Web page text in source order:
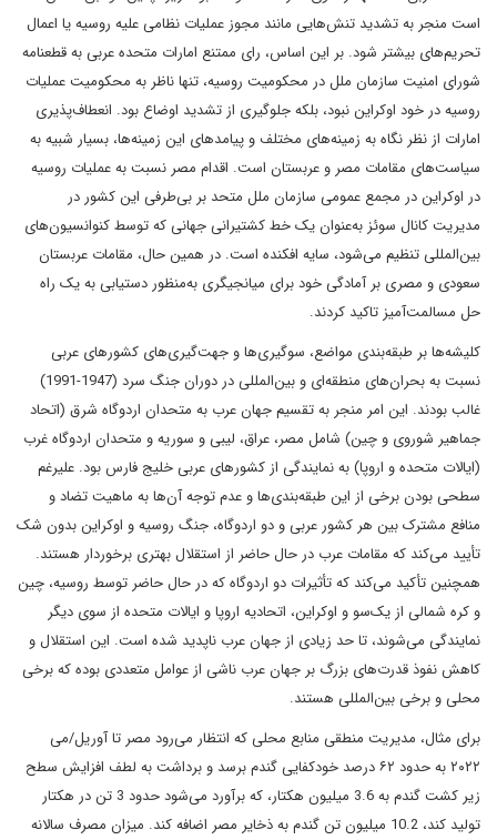
است منجر به تشدید تنش‌هایی مانند مجوز عملیات نظامی علیه روسیه یا اعمال
تحریم‌های بیشتر شود. بر این اساس، رای ممتنع امارات متحده عربی به قطعنامه
شورای امنیت سازمان ملل در محکومیت روسیه، تنها ناظر به محکومیت عملیات
روسیه در خود اوکراین نبود، بلکه جلوگیری از تشدید اوضاع بود. انعطاف‌پذیری
امارات از نظر نگاه به زمینه‌های مختلف و پیامدهای این زمینه‌ها، بسیار شبیه به
سیاست‌های مقامات مصر و عربستان است. اقدام مصر نسبت به عملیات روسیه
در اوکراین در مجمع عمومی سازمان ملل متحد بر بی‌طرفی این کشور در
مدیریت کانال سوئز به‌عنوان یک خط کشتیرانی جهانی که توسط کنوانسیون‌های
بین‌المللی تنظیم می‌شود، سایه افکنده است. در همین حال، مقامات عربستان
سعودی و مصری بر آمادگی خود برای میانجیگری به‌منظور دستیابی به یک راه
حل مسالمت‌آمیز تاکید کردند.
کلیشه‌ها بر طبقه‌بندی مواضع، سوگیری‌ها و جهت‌گیری‌های کشورهای عربی
نسبت به بحران‌های منطقه‌ای و بین‌المللی در دوران جنگ سرد (1947-1991)
غالب بودند. این امر منجر به تقسیم جهان عرب به متحدان اردوگاه شرق (اتحاد
جماهیر شوروی و چین) شامل مصر، عراق، لیبی و سوریه و متحدان اردوگاه غرب
(ایالات متحده و اروپا) به نمایندگی از کشورهای عربی خلیج فارس بود. علیرغم
سطحی بودن برخی از این طبقه‌بندی‌ها و عدم توجه آن‌ها به ماهیت تضاد و
منافع مشترک بین هر کشور عربی و دو اردوگاه، جنگ روسیه و اوکراین بدون شک
تأیید می‌کند که مقامات عرب در حال حاضر از استقلال بهتری برخوردار هستند.
همچنین تأکید می‌کند که تأثیرات دو اردوگاه که در حال حاضر توسط روسیه، چین
و کره شمالی از یک‌سو و اوکراین، اتحادیه اروپا و ایالات متحده از سوی دیگر
نمایندگی می‌شوند، تا حد زیادی از جهان عرب ناپدید شده است. این استقلال و
کاهش نفوذ قدرت‌های بزرگ بر جهان عرب ناشی از عوامل متعددی بوده که برخی
محلی و برخی بین‌المللی هستند.
برای مثال، مدیریت منطقی منابع محلی که انتظار می‌رود مصر تا آوریل/می
۲۰۲۲ به حدود ۶۲ درصد خودکفایی گندم برسد و برداشت به لطف افزایش سطح
زیر کشت گندم به 3.6 میلیون هکتار، که برآورد می‌شود حدود 3 تن در هکتار
تولید کند، 10.2 میلیون تن گندم به ذخایر مصر اضافه کند. میزان مصرف سالانه